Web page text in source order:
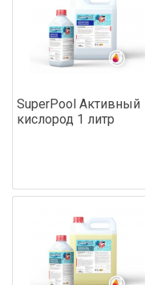
SuperPool Активный
кислород 1 литр